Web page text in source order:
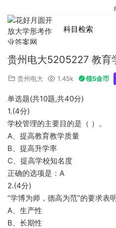
科目检索
贵州电大5205227 教
贵州电大 1.45k 领5金币
单选题(共10题,共40分)
1.(4分)
学校管理的主要目的是（ ）。
A、提高教育教学质量
B、提高升学率
C、提高学校知名度
正确的选项是：A
2.(4分)
“学博为师，德高为范”的要求表
A、生产性
B、长期性